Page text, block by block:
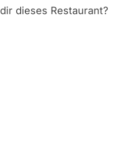
dieses Restaurant?